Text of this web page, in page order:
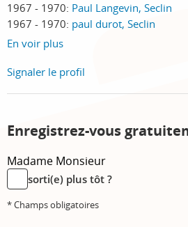
1967 - 1970: Paul Langevin, Seclin
1967 - 1970: paul durot, Seclin
En voir plus
Signaler le profil
Enregistrez-vous
Madame Monsieur
sorti(e) plus tôt ?
* Champs obligatoires